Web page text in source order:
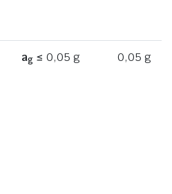
ag≤ 0,05 g 0,05 g